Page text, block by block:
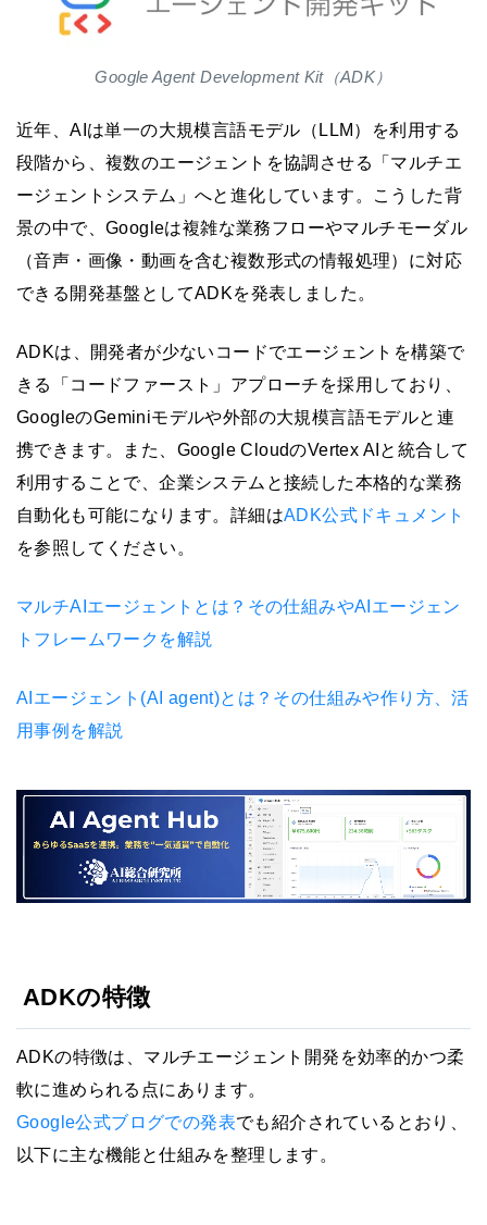
Google Agent Development Kit（ADK）
近年、AIは単一の大規模言語モデル（LLM）を利用する
段階から、複数のエージェントを協調させる「マルチエ
ージェントシステム」へと進化しています。こうした背
景の中で、Googleは複雑な業務フローやマルチモーダル
（音声・画像・動画を含む複数形式の情報処理）に対応
できる開発基盤としてADKを発表しました。
ADKは、開発者が少ないコードでエージェントを構築で
きる「コードファースト」アプローチを採用しており、
GoogleのGeminiモデルや外部の大規模言語モデルと連
携できます。また、Google CloudのVertex AIと統合して
利用することで、企業システムと接続した本格的な業務
自動化も可能になります。詳細はADK公式ドキュメント
を参照してください。
マルチAIエージェントとは？その仕組みやAIエージェン
トフレームワークを解説
AIエージェント(AI agent)とは？その仕組みや作り方、活
用事例を解説
ADKの特徴
ADKの特徴は、マルチエージェント開発を効率的かつ柔
軟に進められる点にあります。
Google公式ブログでの発表でも紹介されているとおり、
以下に主な機能と仕組みを整理します。